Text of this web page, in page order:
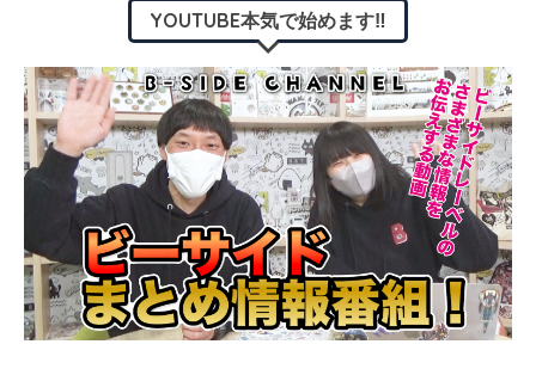
YOUTUBE本気で始めます‼︎